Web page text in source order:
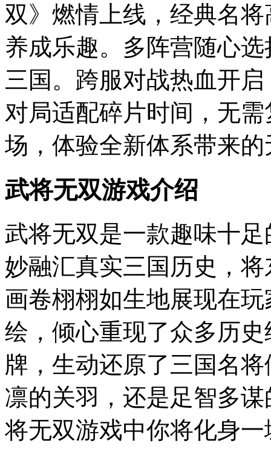
双》燃情上线，经典名
养成乐趣。多阵营随心
三国。跨服对战热血开
对局适配碎片时间，无
场，体验全新体系带来
武将无双游戏介绍
武将无双是一款趣味十
妙融汇真实三国历史，
画卷栩栩如生地展现在
绘，倾心重现了众多历
牌，生动还原了三国名
凛的关羽，还是足智多
将无双游戏中你将化身